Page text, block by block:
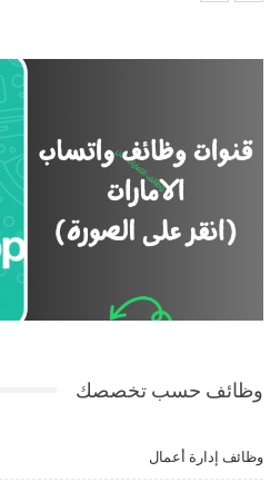
وظائف حسب تخصصك
وظائف إدارة أعمال